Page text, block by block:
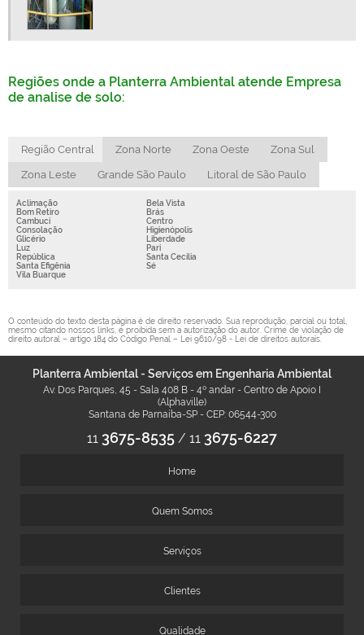
EMPRESA ESPECIALIZADA EM PROJETOS AMBIENTAIS
EMPRESAS DE ESTAÇÃO DE TRATAMENTO DE ÁGUA
ESTAÇÃO DE TRATAMENTO DE ÁGUA COMPACTA
INVESTIGAÇÃO E REMEDIAÇÃO DE ÁREAS CONTAMINADAS
MONITORAMENTO AMBIENTAL POÇOS
Regiões onde a Planterra Ambiental atende Empresa
de analise de solo:
Região Central Zona Norte Zona Oeste Zona Sul
Zona Leste Grande São Paulo Litoral de São Paulo
Aclimação
Bela Vista
Bom Retiro
Brás
Cambuci
Centro
Consolação
Higienópolis
Glicério
Liberdade
Luz
Pari
República
Santa Cecília
Santa Efigênia
Sé
Vila Buarque
O conteúdo do texto desta página é de direito reservado. Sua reprodução, parcial ou total,
mesmo citando nossos links, é proibida sem a autorização do autor. Crime de violação de
direito autoral – artigo 184 do Código Penal –
Lei 9610/98 - Lei de direitos autorais
Planterra Ambiental - Serviços em Engenharia Ambiental
Av. Dos Parques, 45 - Sala 408 B - 4º andar - Centro de Apoio I
(Alphaville)
Santana de Parnaíba-SP - CEP: 06544-300
11 3675-8535 / 11 3675-6227
Home
Quem Somos
Serviços
Clientes
Qualidade